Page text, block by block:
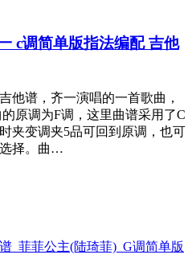
c调简单版指法编配 吉他
他谱，齐一演唱的一首歌曲，
原调为F调，这里曲谱采用了C
夹变调夹5品可回到原调，也可
择。曲…